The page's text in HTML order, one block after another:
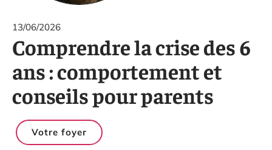
13/06/2026
Comprendre la crise des 6
ans : comportement et
conseils pour parents
Votre foyer